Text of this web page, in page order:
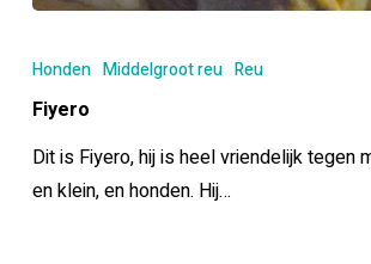
Honden Middelgroot reu Reu
Fiyero
Dit is Fiyero, hij is heel vriendelijk tegen
en klein, en honden. Hij…